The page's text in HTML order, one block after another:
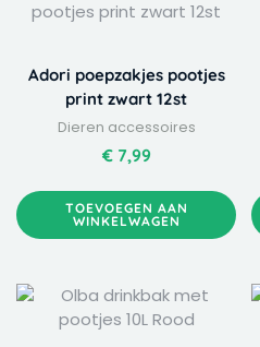
Adori poepzakjes pootjes
print zwart 12st
Dieren accessoires
€7,99
TOEVOEGEN AAN
WINKELWAGEN